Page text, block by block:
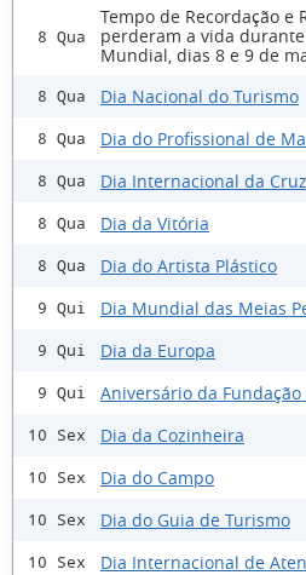
8 Qua
Tempo de Recordação e
perderam a vida
Mundial, dias 8 e 9 de
8 Qua Dia Nacional do Turismo
8 Qua Dia do Profissional de
8 Qua Dia Internacional da
8 Qua Dia da Vitória
8 Qua Dia do Artista Plástico
9 Qui Dia Mundial das Meias
9 Qui Dia da Europa
9 Qui Aniversário da
10 Sex Dia da Cozinheira
10 Sex Dia do Campo
10 Sex Dia do Guia de Turismo
10 Sex Dia Internacional de